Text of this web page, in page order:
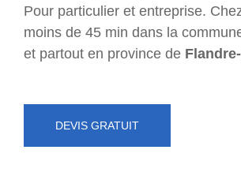
Pour particulier et entreprise.
moins de 45 min dans la
et partout en province de
DEVIS GRATUIT